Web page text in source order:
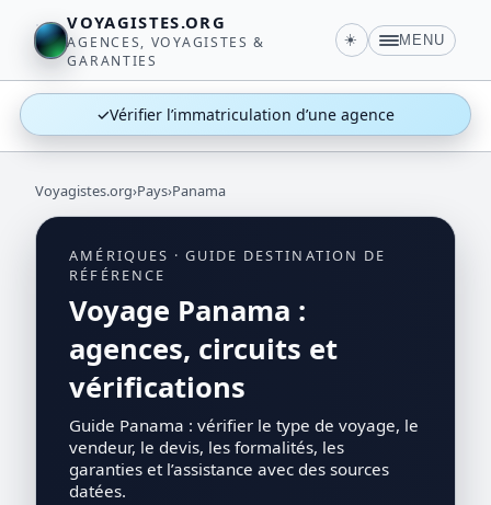
VOYAGISTES.ORG
AGENCES, VOYAGISTES &
GARANTIES
☀️ MENU
✓Vérifier l’immatriculation d’une agence
Voyagistes.org›Pays›Panama
AMÉRIQUES · GUIDE DESTINATION DE
RÉFÉRENCE
Voyage Panama :
agences, circuits et
vérifications
Guide Panama : vérifier le type de voyage, le
vendeur, le devis, les formalités, les
garanties et l’assistance avec des sources
datées.